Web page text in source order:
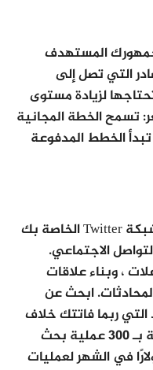
المستهدف
التي تصل إلى
لزيادة مستوى
تسمح الخطة المجانية
الخطط المدفوعة
Mentionmapp هي أداة تحليلية لشبكة Twitter الخاصة بك
الاجتماعي.
، وبناء علاقات
ابحث عن
التي ربما فاتتك خلاف
ذلك ، السعر: تسمح الخطة المجانية بـ 300 عملية بحث
الخطة المدفوعة هي 27 دولارًا في الشهر لعمليات